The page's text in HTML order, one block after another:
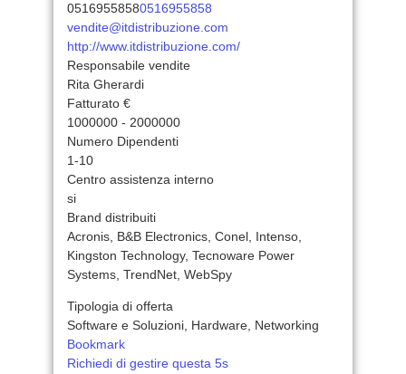
05169558580516955858
vendite@itdistribuzione.com
http://www.itdistribuzione.com/
Responsabile vendite
Rita Gherardi
Fatturato €
1000000 - 2000000
Numero Dipendenti
1-10
Centro assistenza interno
si
Brand distribuiti
Acronis, B&B Electronics, Conel, Intenso,
Kingston Technology, Tecnoware Power
Systems, TrendNet, WebSpy
Tipologia di offerta
Software e Soluzioni, Hardware, Networking
Bookmark
Richiedi di gestire questa 5s